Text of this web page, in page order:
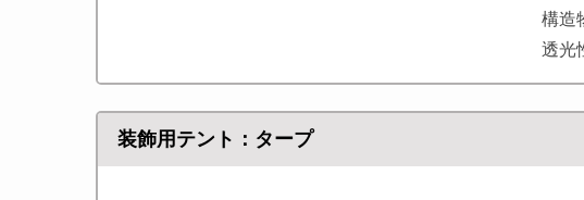
構造
透光
装飾用テント：タープ